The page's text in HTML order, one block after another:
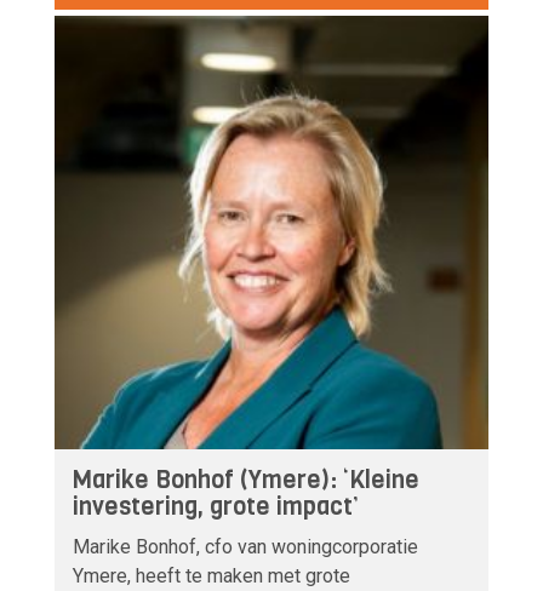
Marike Bonhof (Ymere): ‘Kleine
investering, grote impact’
Marike Bonhof, cfo van woningcorporatie
Ymere, heeft te maken met grote